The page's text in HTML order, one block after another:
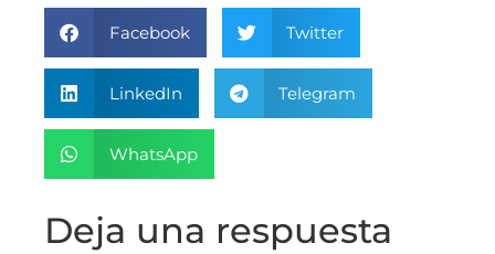
Facebook Twitter
LinkedIn Telegram
WhatsApp
Deja una respuesta